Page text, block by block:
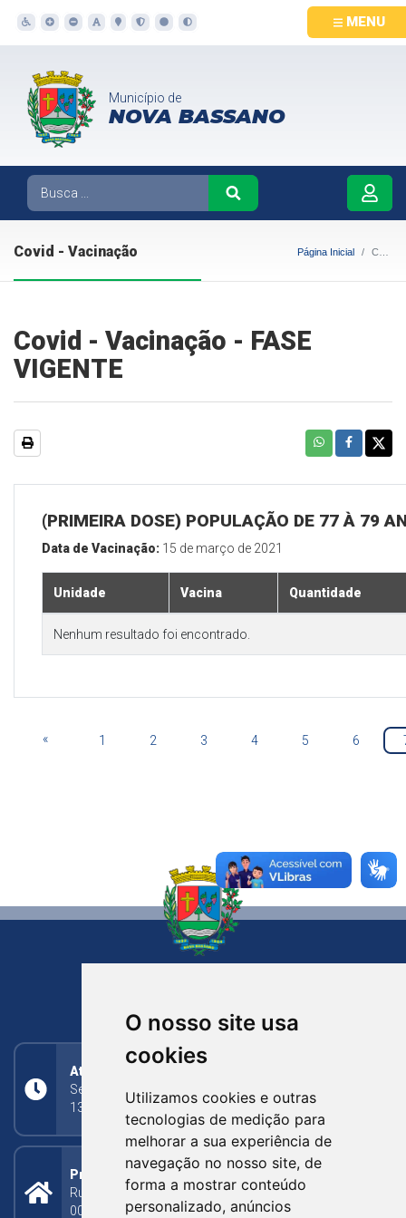
O nosso site usa
cookies
Utilizamos cookies e outras
tecnologias de medição para
melhorar a sua experiência de
navegação no nosso site, de
forma a mostrar conteúdo
personalizado, anúncios
MENU
Município de
NOVA BASSANO
Covid - Vacinação Página Inicial Covid - Vacinação
Covid - Vacinação - FASE
VIGENTE
(PRIMEIRA DOSE) POPULAÇÃO DE 77 À 79
Data de Vacinação: 15 de março de 2021
Unidade Vacina Quantidade
Nenhum resultado foi encontrado.
« 1 2 3 4 5 6
Atendimento
Segunda a Sexta: 8h às 11h30min (manhã);
13h30min às 17h (tarde)
Prefeitura Municipal
Rua Silva Jardim, 505 - Bairro Centro - CEP: 95340-
000